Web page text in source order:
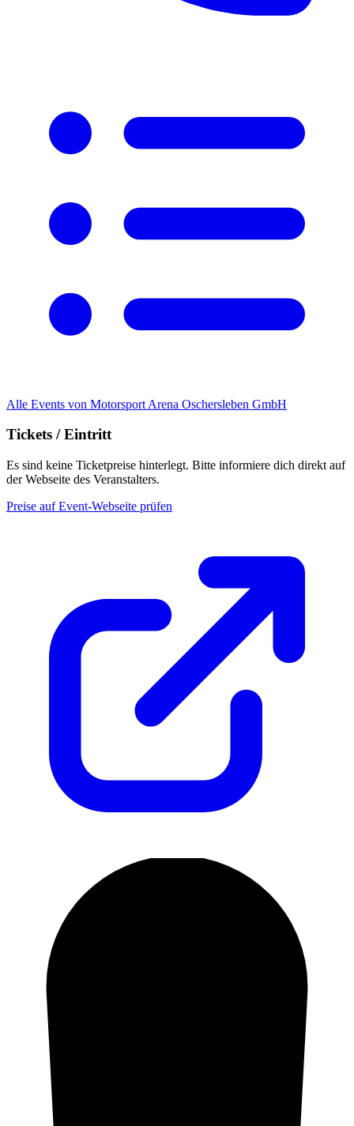
Alle Events von Motorsport Arena Oschersleben GmbH
Tickets / Eintritt
Es sind keine Ticketpreise hinterlegt. Bitte informiere dich direkt auf
der Webseite des Veranstalters.
Preise auf Event-Webseite prüfen